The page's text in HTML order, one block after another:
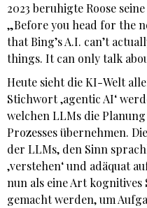
2023 beruhigte Roose
„Before you head for the
that Bing’s A.I. can’t
things. It can only talk
Heute sieht die KI-Welt
Stichwort ‚agentic AI‘
welchen LLMs die
Prozesses übernehmen.
der LLMs, den Sinn
‚verstehen‘ und adäquat
nun als eine Art
gemacht werden, um